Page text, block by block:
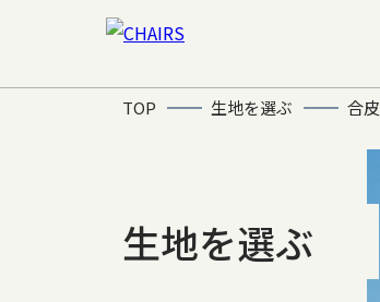
TOP 生地を選ぶ 合皮
生地を選ぶ